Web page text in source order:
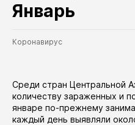
Январь
Коронавирус
Среди стран Центральной
количеству зараженных и
январе по-прежнему
каждый день выявляли